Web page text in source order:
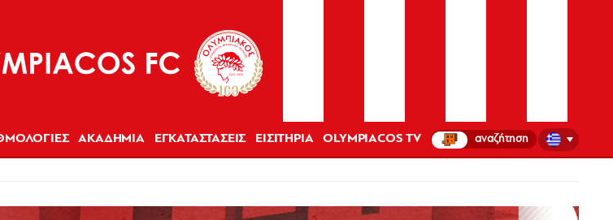
ΑΚΑΔΗΜΙΑ ΕΓΚΑΤΑΣΤΑΣΕΙΣ ΕΙΣΙΤΗΡΙΑ OLYMPIACOS TV